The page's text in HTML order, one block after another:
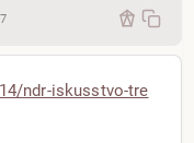
ndr-iskusstvo-tre